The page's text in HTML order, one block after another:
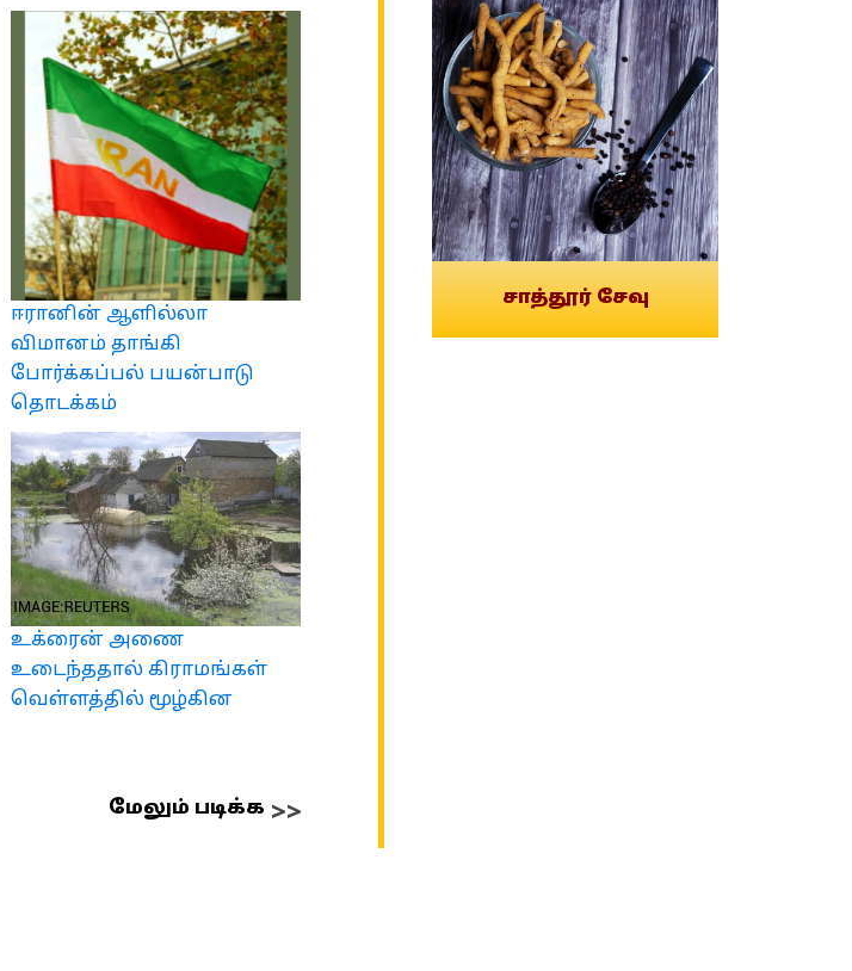
ஈரானின் ஆளில்லா
விமானம் தாங்கி
போர்க்கப்பல் பயன்பாடு
தொடக்கம்
உக்ரைன் அணை
உடைந்ததால் கிராமங்கள்
வெள்ளத்தில் மூழ்கின
மேலும் படிக்க
சாத்தூர் சேவு